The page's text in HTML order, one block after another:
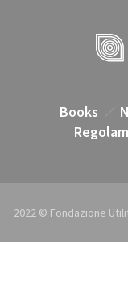
Books
2022 © Fondazione